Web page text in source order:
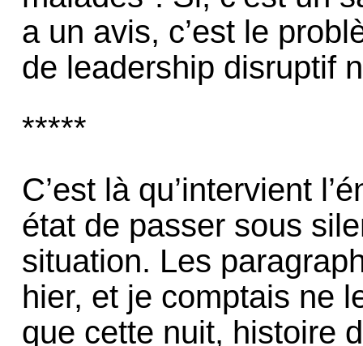
a un avis, c’est le
de leadership disruptif
*****
C’est là qu’intervient
état de passer sous
situation. Les
hier, et je comptais ne
que cette nuit, histoire